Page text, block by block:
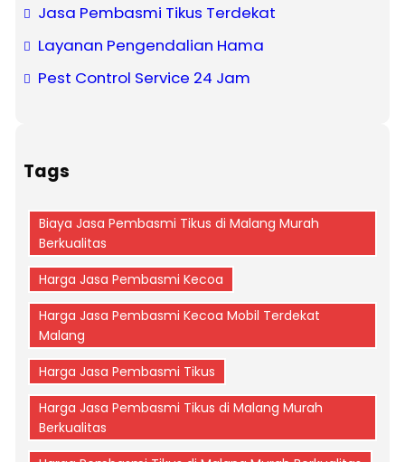
Jasa Pembasmi Tikus Terdekat
Layanan Pengendalian Hama
Pest Control Service 24 Jam
Tags
Biaya Jasa Pembasmi Tikus di Malang Murah
Berkualitas
Harga Jasa Pembasmi Kecoa
Harga Jasa Pembasmi Kecoa Mobil Terdekat
Malang
Harga Jasa Pembasmi Tikus
Harga Jasa Pembasmi Tikus di Malang Murah
Berkualitas